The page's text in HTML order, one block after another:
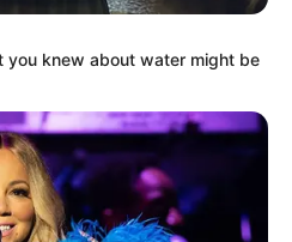
you knew about water might be